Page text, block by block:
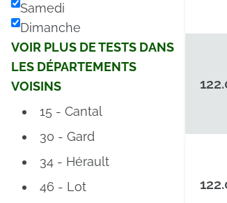
Samedi
Dimanche
VOIR PLUS DE TESTS DANS
LES DÉPARTEMENTS
VOISINS
15 - Cantal
30 - Gard
34 - Hérault
46 - Lot